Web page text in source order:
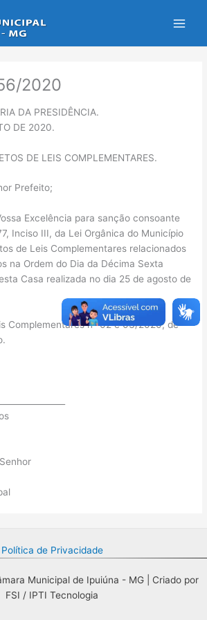
2020
DA PRESIDÊNCIA.
DE 2020.
DE LEIS COMPLEMENTARES.
Prefeito;
Excelência para sanção consoante
Inciso III, da Lei Orgânica do Município
de Leis Complementares relacionados
na Ordem do Dia da Décima Sexta
Casa realizada no dia 25 de agosto de
Complementares nº 02 e 03/2020, de
Política de Privacidade
Municipal de Ipuiúna - MG | Criado por
FSI / IPTI Tecnologia